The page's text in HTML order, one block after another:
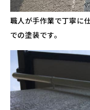
職人が手作業で丁寧に
での塗装です。